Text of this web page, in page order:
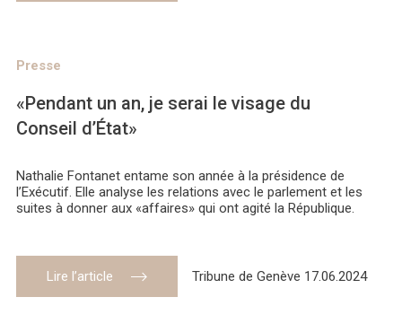
Presse
«Pendant un an, je serai le visage du
Conseil d’État»
Nathalie Fontanet entame son année à la présidence de
l’Exécutif. Elle analyse les relations avec le parlement et les
suites à donner aux «affaires» qui ont agité la République.
Lire l’article Tribune de Genève 17.06.2024